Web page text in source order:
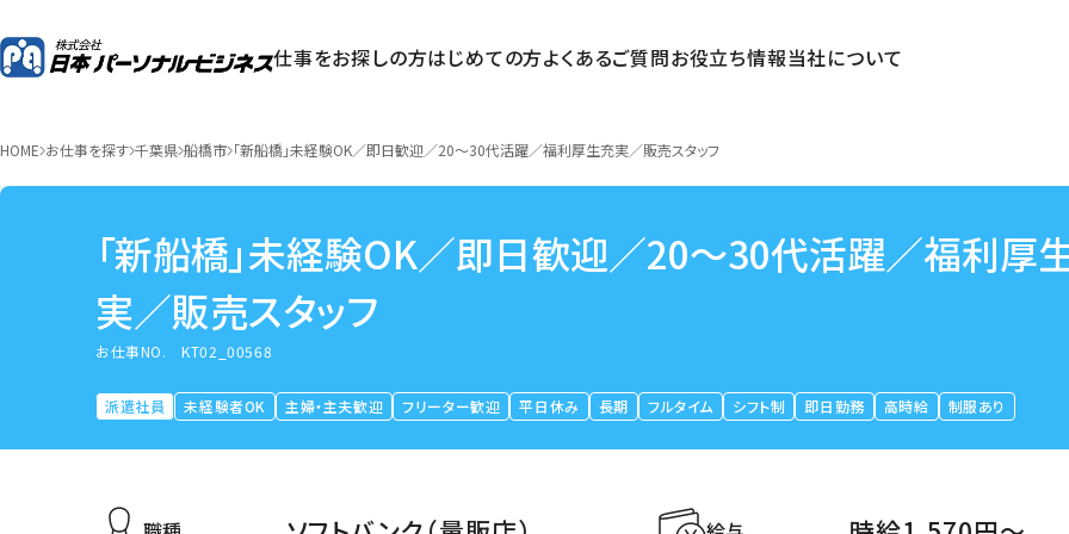
仕事をお探しの方はじめての方よくあるご質問お役立ち情報当社について
HOME お仕事を探す 千葉県 船橋市 「新船橋」未経験OK／即日歓迎／20～30代活躍／福利厚生充実／販売スタッフ
「新船橋」未経験OK／即日歓迎／20～30代活躍／福利厚
実／販売スタッフ
お仕事NO.KT02_00568
派遣社員 未経験者OK 主婦・主夫歓迎 フリーター歓迎 平日休み 長期 フルタイム シフト制 即日勤務 高時給 制服あり